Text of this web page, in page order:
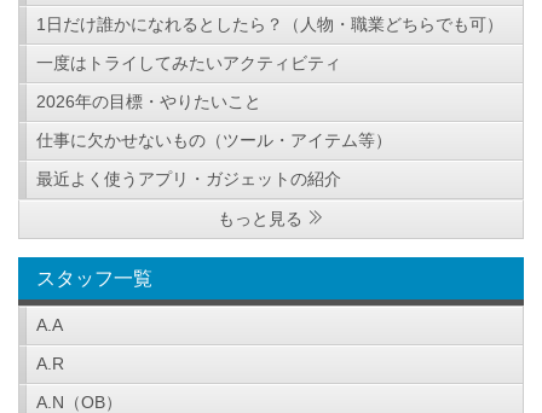
1日だけ誰かになれるとしたら？（人物・職業どちらでも可）
一度はトライしてみたいアクティビティ
2026年の目標・やりたいこと
仕事に欠かせないもの（ツール・アイテム等）
最近よく使うアプリ・ガジェットの紹介
もっと見る
スタッフ一覧
A.A
A.R
A.N（OB）